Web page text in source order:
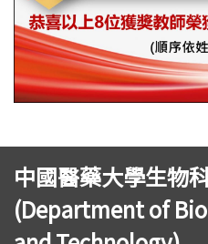
中國醫藥大學生物
(Department of